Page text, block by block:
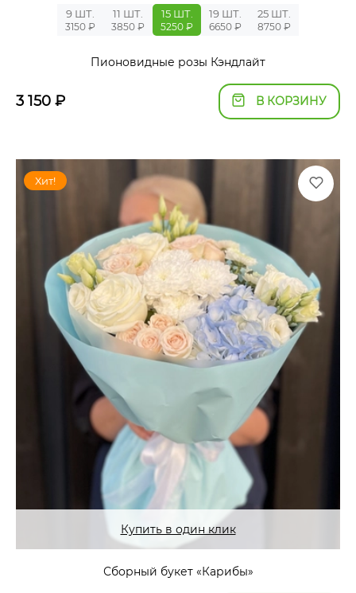
9 ШТ.
3150 ₽
11 ШТ.
3850 ₽
15 ШТ.
5250 ₽
19 ШТ.
6650 ₽
25 ШТ.
8750 ₽
Пионовидные розы Кэндлайт
3 150 ₽ В КОРЗИНУ
Хит!
Купить в один клик
Сборный букет «Карибы»